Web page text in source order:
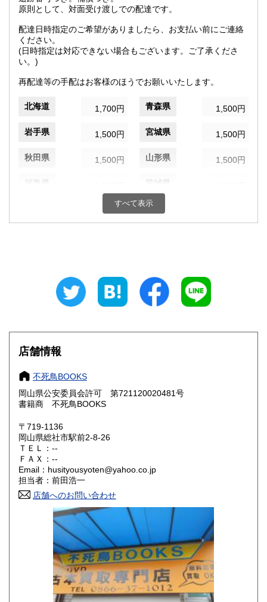
原則として、対面受け渡しでの配達です。
配達日時指定のご希望がありましたら、お支払い前にご連絡
ください。
(日時指定は対応できない場合もございます。ご了承くださ
い。)
再配達等の手配はお客様のほうでお願いいたします。
北海道 1,700円 青森県 1,500円
岩手県 1,500円 宮城県 1,500円
秋田県 1,500円 山形県 1,500円
福島県 茨城県
1,300円 群馬県
1,300円 富山県
愛知県 1,200円 三重県
大阪府 1,100円
奈良県 1,100円 和歌山県
鳥取県 1,100円
1,100円
1,100円 徳島県
1,100円 愛媛県
1,100円 福岡県
すべて表示
店舗情報
不死鳥BOOKS
岡山県公安委員会許可 第721120020481号
書籍商 不死鳥BOOKS
〒719-1136
岡山県総社市駅前2-8-26
ＴＥＬ：--
ＦＡＸ：--
Email：husityousyoten@yahoo.co.jp
担当者：前田浩一
店舗へのお問い合わせ